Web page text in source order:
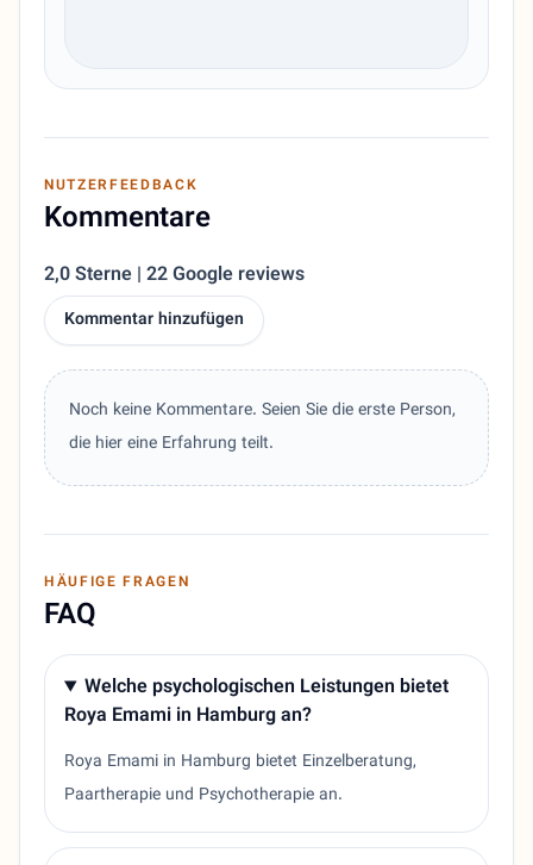
NUTZERFEEDBACK
Kommentare
2,0 Sterne | 22 Google reviews
Kommentar hinzufügen
Noch keine Kommentare. Seien Sie die erste Person,
die hier eine Erfahrung teilt.
HÄUFIGE FRAGEN
FAQ
Welche psychologischen Leistungen bietet
Roya Emami in Hamburg an?
Roya Emami in Hamburg bietet Einzelberatung,
Paartherapie und Psychotherapie an.